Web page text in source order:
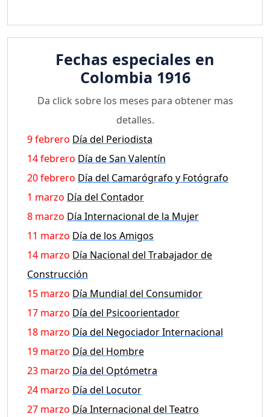
Fechas especiales en
Colombia 1916
Da click sobre los meses para obtener mas
detalles.
9 febrero Día del Periodista
14 febrero Día de San Valentín
20 febrero Día del Camarógrafo y Fotógrafo
1 marzo Día del Contador
8 marzo Día Internacional de la Mujer
11 marzo Día de los Amigos
14 marzo Día Nacional del Trabajador de
Construcción
15 marzo Día Mundial del Consumidor
17 marzo Día del Psicoorientador
18 marzo Día del Negociador Internacional
19 marzo Día del Hombre
23 marzo Día del Optómetra
24 marzo Día del Locutor
27 marzo Día Internacional del Teatro